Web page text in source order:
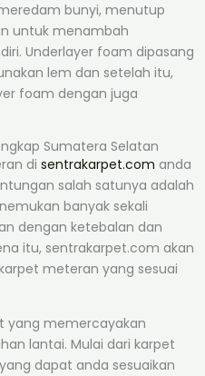
bunyi, menutup
untuk menambah
Underlayer foam dipasang
lem dan setelah itu,
foam dengan juga
Sumatera Selatan
di sentrakarpet.com anda
salah satunya adalah
banyak sekali
dengan ketebalan dan
itu, sentrakarpet.com akan
meteran yang sesuai
yang memercayakan
lantai. Mulai dari karpet
dapat anda sesuaikan